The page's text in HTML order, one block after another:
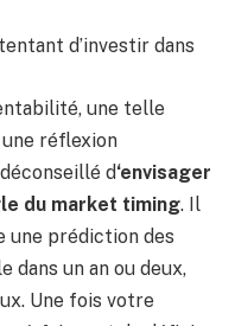
d’investir dans
une telle
réflexion
d‘envisager
du market timing. Il
une prédiction des
dans un an ou deux,
Une fois votre